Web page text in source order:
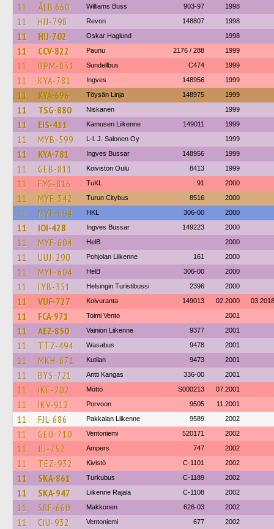
11 ÅLB 660 Williams Buss 903-97 1998
11 HIJ-798 Revon 148807 1998
11 HIJ-702 Oskar Haglund 1998
11 CCV-822 Paunu 2176 / 288 1999
11 BPM-831 Sundellbus C474 1999
11 KYA-781 Ingves 148956 1999
11 KYA-696 Töysän Linja 148975 1999
11 TSG-880 Niskanen 1999
11 EIS-411 Kamusen Liikenne 149011 1999
11 MYB-599 L-l. J. Salonen Oy 1999
11 KYA-781 Ingves Bussar 148956 1999
11 GEB-811 Koiviston Oulu 8413 1999
11 EYG-816 TuKL 91 2000
11 MYF-342 Turun Citybus 8516 2000
11 MYF-604 HKL 306-00 2000
11 IOI-428 Ingves Bussar 149223 2000
11 MYF-604 HelB 2000
11 UUJ-290 Pohjolan Liikenne 161 2000
11 MYF-604 HelB 306-00 2000
11 LYB-351 Helsingin Turistibussi 2396 2000
11 VUF-727 Koivuranta 149013 02.2000 03.2018
11 FCA-971 Toimi Vento 2001
11 AEZ-850 Vainion Liikenne 9377 2001
11 TTZ-494 Wasabus 9478 2001
11 MKH-671 Kutilan 9473 2001
11 BYS-721 Antti Kangas 336-00 2001
11 IKE-202 Möttö S000213 07.2001
11 IKV-912 Porvoon 9505 11.2001
11 FJL-686 Pakkalan Liikenne 9589 2002
11 GEU-710 Ventoniemi 520171 2002
11 JIJ-752 Ampers 747 2002
11 TEZ-932 Kivistö C-1101 2002
11 SKA-861 Turkubus C-1189 2002
11 SKA-947 Liikenne Rajala C-1108 2002
11 SRF-660 Makkonen 626-03 2002
11 CIU-932 Ventoniemi 677 2002